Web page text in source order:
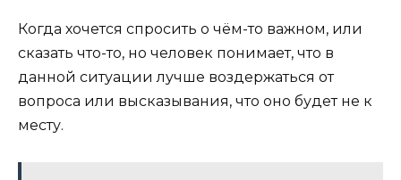
Когда хочется спросить о чём-то важном, или
сказать что-то, но человек понимает, что в
данной ситуации лучше воздержаться от
вопроса или высказывания, что оно будет не к
месту.